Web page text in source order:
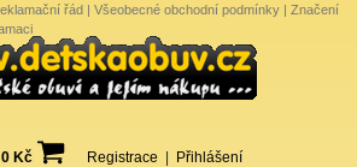
řád | Všeobecné obchodní podmínky | Značení
0 Kč Registrace Přihlášení